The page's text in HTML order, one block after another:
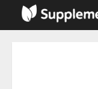
Inhalt